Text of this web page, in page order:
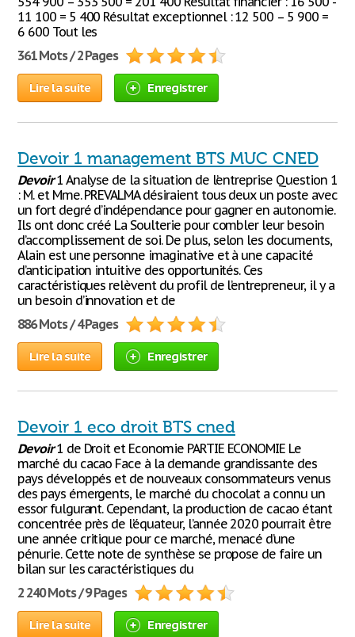
11 100 = 5 400 Résultat exceptionnel : 12 500 – 5 900 =
6 600 Tout les
361 Mots / 2 Pages
Lire la suite Enregistrer
Devoir 1 management BTS MUC CNED
Devoir1 Analyse de la situation de l’entreprise Question 1
: M. et Mme. PREVALMA désiraient tous deux un poste avec
un fort degré d’indépendance pour gagner en autonomie.
Ils ont donc créé La Soulterie pour combler leur besoin
d’accomplissement de soi. De plus, selon les documents,
Alain est une personne imaginative et à une capacité
d’anticipation intuitive des opportunités. Ces
caractéristiques relèvent du profil de l’entrepreneur, il y a
un besoin d’innovation et de
886 Mots / 4 Pages
Lire la suite Enregistrer
Devoir 1 eco droit BTS cned
Devoir1 de Droit et Economie PARTIE ECONOMIE Le
marché du cacao Face à la demande grandissante des
pays développés et de nouveaux consommateurs venus
des pays émergents, le marché du chocolat a connu un
essor fulgurant. Cependant, la production de cacao étant
concentrée près de l’équateur, l’année 2020 pourrait être
une année critique pour ce marché, menacé d’une
pénurie. Cette note de synthèse se propose de faire un
bilan sur les caractéristiques du
2 240 Mots / 9 Pages
Lire la suite Enregistrer